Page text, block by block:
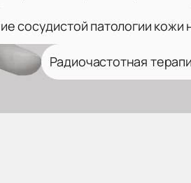
сосудистой патологии кожи
Радиочастотная